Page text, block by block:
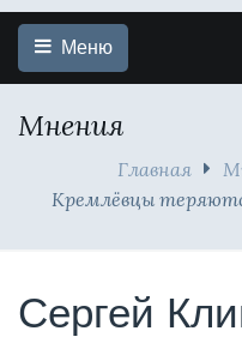
Меню
Мнения
Главная
Кремлёвцы
Сергей